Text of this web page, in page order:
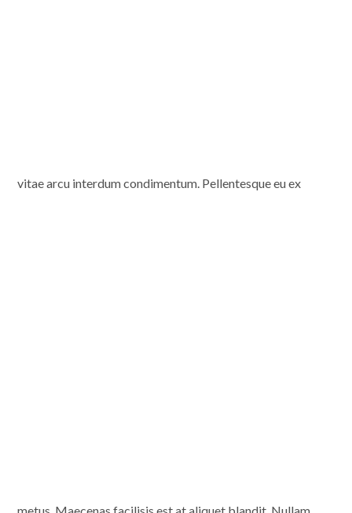
vitae arcu interdum condimentum. Pellentesque eu ex